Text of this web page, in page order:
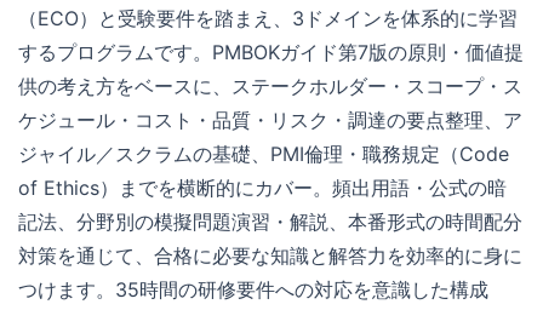
（ECO）と受験要件を踏まえ、3ドメインを体系的に学習
するプログラムです。PMBOKガイド第7版の原則・価値提
供の考え方をベースに、ステークホルダー・スコープ・ス
ケジュール・コスト・品質・リスク・調達の要点整理、ア
ジャイル／スクラムの基礎、PMI倫理・職務規定（Code
of Ethics）までを横断的にカバー。頻出用語・公式の暗
記法、分野別の模擬問題演習・解説、本番形式の時間配分
対策を通じて、合格に必要な知識と解答力を効率的に身に
つけます。35時間の研修要件への対応を意識した構成